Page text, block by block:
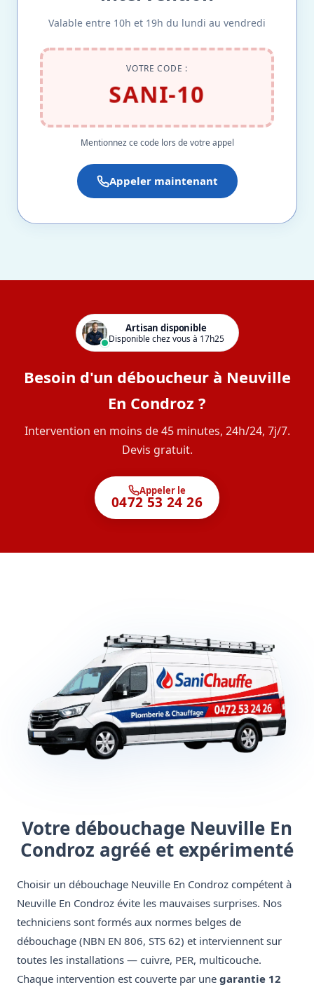
Valable entre 10h et 19h du lundi au vendredi
VOTRE CODE :
SANI-10
Mentionnez ce code lors de votre appel
Appeler maintenant
Artisan disponible
Disponible chez vous à 17h25
Besoin d'un déboucheur à Neuville
En Condroz ?
Intervention en moins de 45 minutes, 24h/24, 7j/7.
Devis gratuit.
Appeler le
0472 53 24 26
Votre débouchage Neuville En
Condroz agréé et expérimenté
Choisir un débouchage Neuville En Condroz compétent à
Neuville En Condroz évite les mauvaises surprises. Nos
techniciens sont formés aux normes belges de
débouchage (NBN EN 806, STS 62) et interviennent sur
toutes les installations — cuivre, PER, multicouche.
Chaque intervention est couverte par une garantie 12